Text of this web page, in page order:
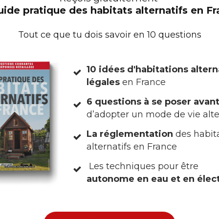
Pascal Lenormand est simple : dès que le soleil
En pratique, cela veut dire dès 8h ou 9h pour une
soleil n’arrive pour une façade ouest. Le bon
le sol intérieur. Si on voit un rayon de lumière,
UNE COUVERTURE DE
de volets, vous pouvez créer un pare-soleil à
survie.
coller une couverture de survie (ou du papier
vitre exposée au soleil, face argentée
solaire est alors renvoyé avant d’entrer.
pratique des habitats alternatifs en
Tout ce que tu dois savoir en 10 questions
10 idées d'habitations
légalesen France
6 questions à se poser avant
d’adopter un mode de vie
La réglementation des
alternatifs en France
Les techniques pour être
autonome en eau et en